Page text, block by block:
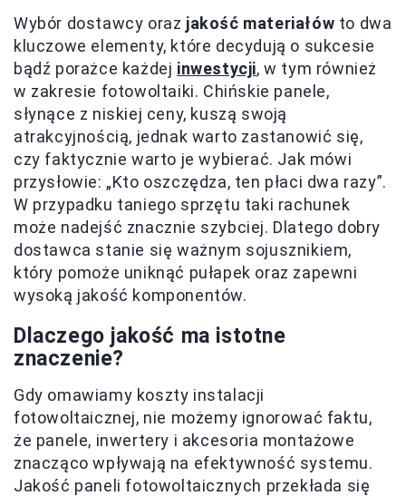
Wybór dostawcy oraz jakość materiałów to dwa
kluczowe elementy, które decydują o sukcesie
bądź porażce każdej inwestycji, w tym również
w zakresie fotowoltaiki. Chińskie panele,
słynące z niskiej ceny, kuszą swoją
atrakcyjnością, jednak warto zastanowić się,
czy faktycznie warto je wybierać. Jak mówi
przysłowie: „Kto oszczędza, ten płaci dwa razy”.
W przypadku taniego sprzętu taki rachunek
może nadejść znacznie szybciej. Dlatego dobry
dostawca stanie się ważnym sojusznikiem,
który pomoże uniknąć pułapek oraz zapewni
wysoką jakość komponentów.
Dlaczego jakość ma istotne
znaczenie?
Gdy omawiamy koszty instalacji
fotowoltaicznej, nie możemy ignorować faktu,
że panele, inwertery i akcesoria montażowe
znacząco wpływają na efektywność systemu.
Jakość paneli fotowoltaicznych przekłada się